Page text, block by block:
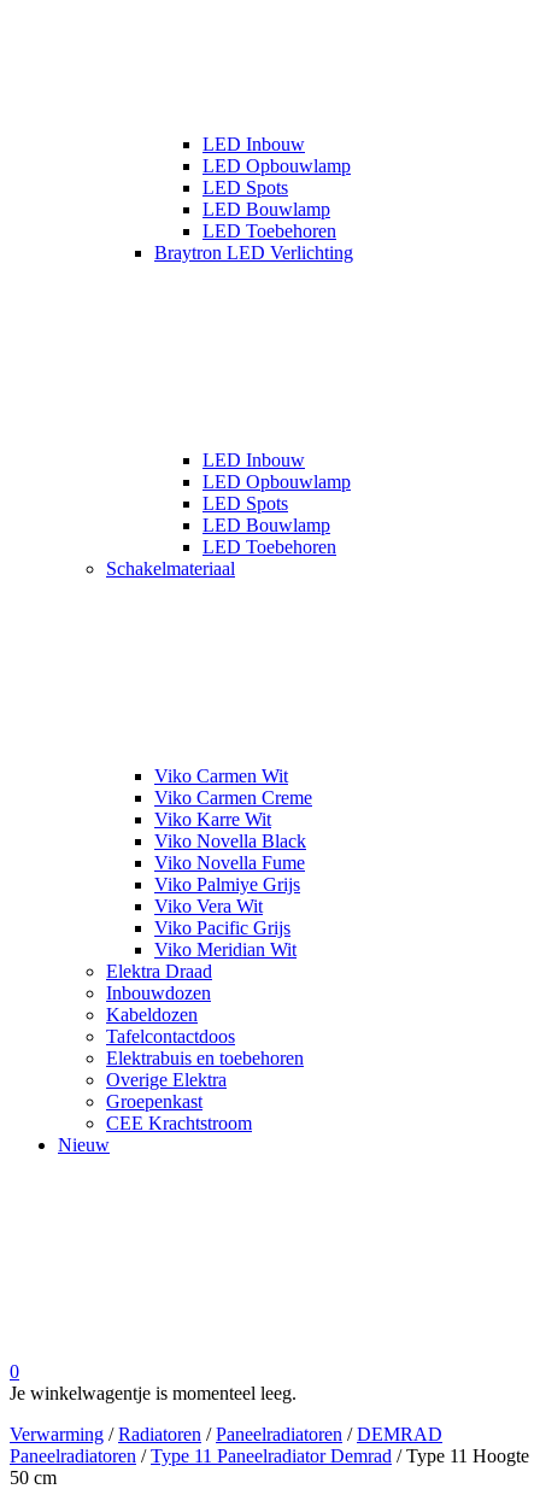
LED Inbouw
LED Opbouwlamp
LED Spots
LED Bouwlamp
LED Toebehoren
Braytron LED Verlichting
LED Inbouw
LED Opbouwlamp
LED Spots
LED Bouwlamp
LED Toebehoren
Schakelmateriaal
Viko Carmen Wit
Viko Carmen Creme
Viko Karre Wit
Viko Novella Black
Viko Novella Fume
Viko Palmiye Grijs
Viko Vera Wit
Viko Pacific Grijs
Viko Meridian Wit
Elektra Draad
Inbouwdozen
Kabeldozen
Tafelcontactdoos
Elektrabuis en toebehoren
Overige Elektra
Groepenkast
CEE Krachtstroom
Nieuw
0
Je winkelwagentje is momenteel leeg.
Verwarming /Radiatoren /Paneelradiatoren /DEMRAD
Paneelradiatoren /Type 11 Paneelradiator Demrad / Type 11 Hoogte
50 cm